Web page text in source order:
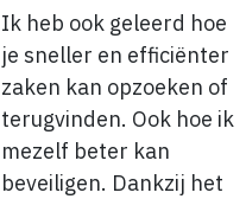
Ik heb ook geleerd hoe
je sneller en efficiënter
zaken kan opzoeken of
terugvinden. Ook hoe ik
mezelf beter kan
beveiligen. Dankzij het